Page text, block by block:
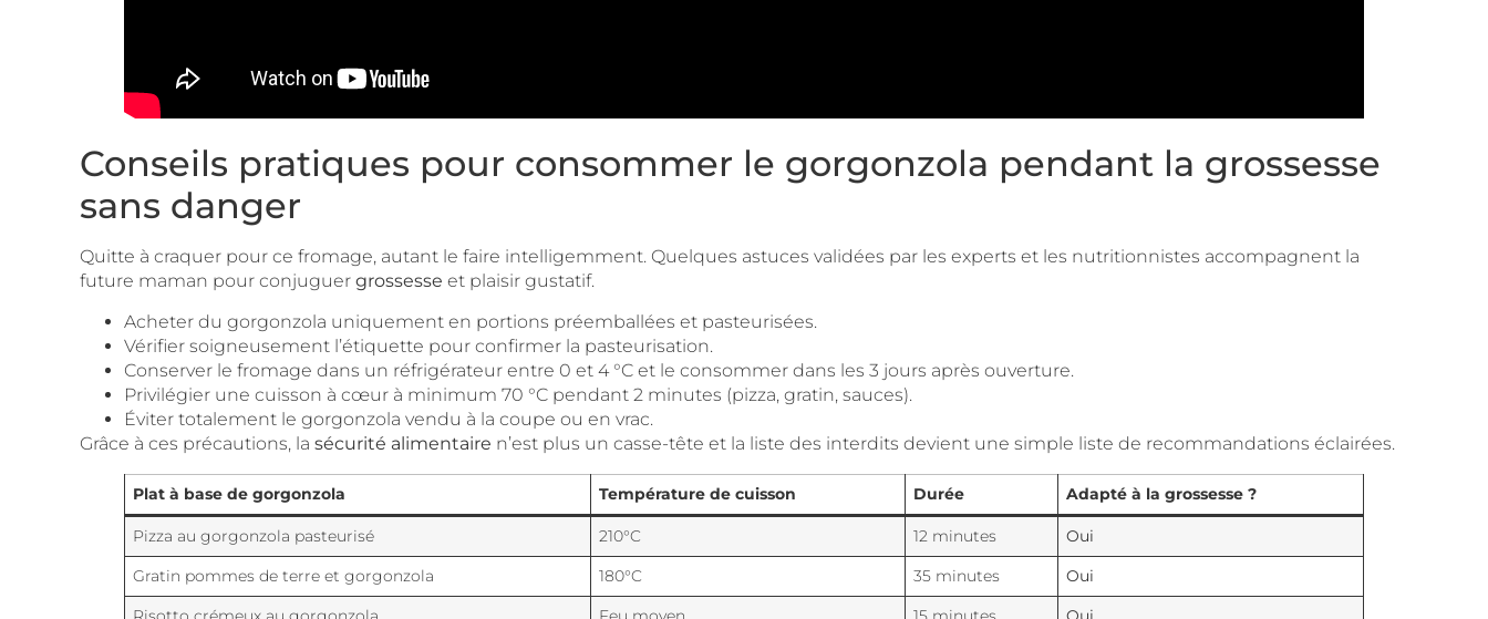
Conseils pratiques pour consommer le gorgonzola pendant la grossesse
sans danger
Quitte à craquer pour ce fromage, autant le faire intelligemment. Quelques astuces validées par les experts et les nutritionnistes accompagnent la
future maman pour conjuguer grossesse et plaisir gustatif.
Acheter du gorgonzola uniquement en portions préemballées et pasteurisées.
Vérifier soigneusement l’étiquette pour confirmer la pasteurisation.
Conserver le fromage dans un réfrigérateur entre 0 et 4 °C et le consommer dans les 3 jours après ouverture.
Privilégier une cuisson à cœur à minimum 70 °C pendant 2 minutes (pizza, gratin, sauces).
Éviter totalement le gorgonzola vendu à la coupe ou en vrac.
Grâce à ces précautions, la sécurité alimentaire n’est plus un casse-tête et la liste des interdits devient une simple liste de recommandations éclairées.
Plat à base de gorgonzola Température de cuisson Durée Adapté à la grossesse ?
Pizza au gorgonzola pasteurisé 210°C 12 minutes
Oui
Gratin pommes de terre et gorgonzola
180°C 35 minutes
Oui